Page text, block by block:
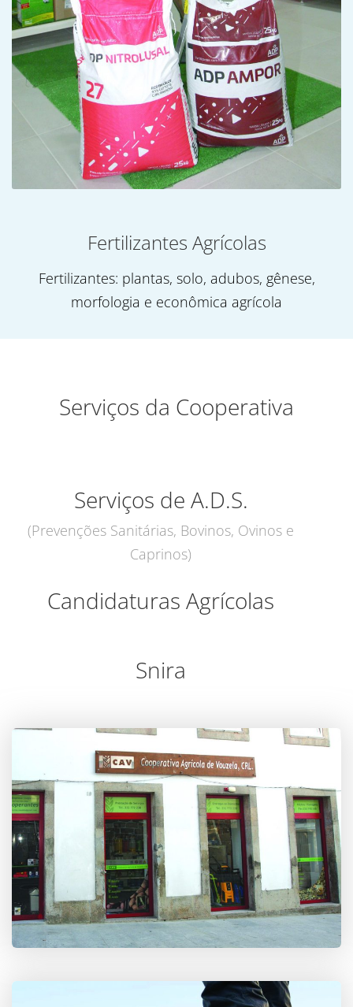
Fertilizantes Agrícolas
Fertilizantes: plantas, solo, adubos, gênese,
morfologia e econômica agrícola
Serviços da Cooperativa
Serviços de A.D.S.
(Prevenções Sanitárias, Bovinos, Ovinos e
Caprinos)
Candidaturas Agrícolas
Snira